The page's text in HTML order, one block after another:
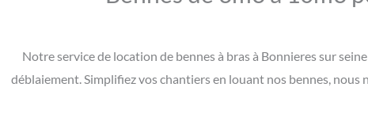
Notre service de location de bennes à bras à Bonnieres sur
déblaiement. Simplifiez vos chantiers en louant nos bennes, nous